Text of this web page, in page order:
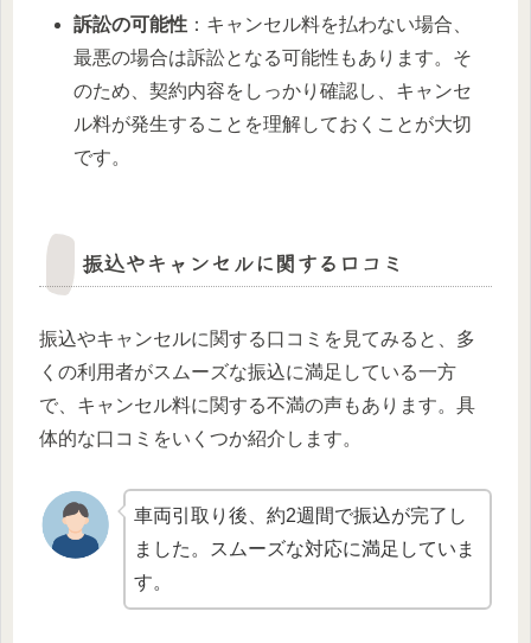
訴訟の可能性 ：キャンセル料を払わない場合、
最悪の場合は訴訟となる可能性もあります。そ
のため、契約内容をしっかり確認し、キャンセ
ル料が発生することを理解しておくことが大切
です。
振込やキャンセルに関する口コミ
振込やキャンセルに関する口コミを見てみると、多
くの利用者がスムーズな振込に満足している一方
で、キャンセル料に関する不満の声もあります。具
体的な口コミをいくつか紹介します。
車両引取り後、約2週間で振込が完了し
ました。スムーズな対応に満足していま
す。